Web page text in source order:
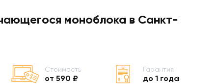
моноблока в Санкт-
Стоимость
от 590 ₽
Гарантия
до 1 года